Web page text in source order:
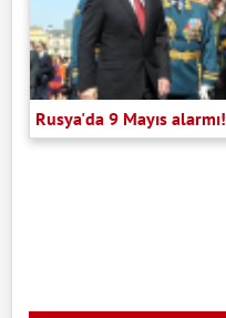
Rusya'da 9 Mayıs alarmı!